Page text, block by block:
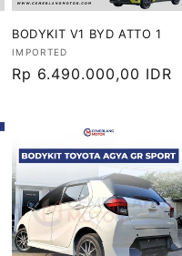
BODYKIT V1 BYD ATTO 1
Vendor:
IMPORTED
Harga
Rp 6.490.000,00 IDR